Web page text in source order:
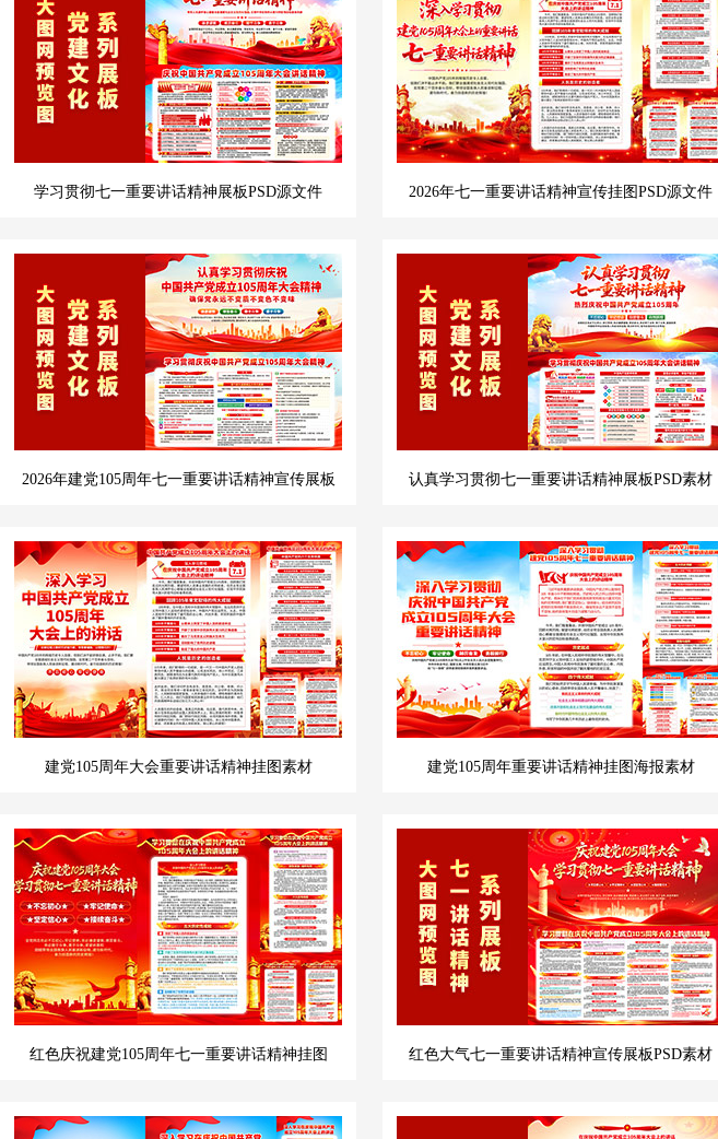
学习贯彻七一重要讲话精神展板PSD源文件 2026年七一重要讲话精神宣传挂图PSD源文件
2026年建党105周年七一重要讲话精神宣传展板 认真学习贯彻七一重要讲话精神展板PSD素材
建党105周年大会重要讲话精神挂图素材 建党105周年重要讲话精神挂图海报素材
红色庆祝建党105周年七一重要讲话精神挂图 红色大气七一重要讲话精神宣传展板PSD素材